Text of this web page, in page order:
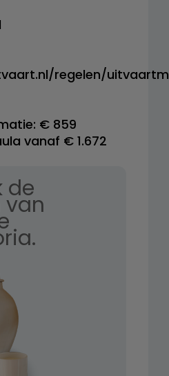
regelen/
€ 859
vanaf € 1.672
de
van